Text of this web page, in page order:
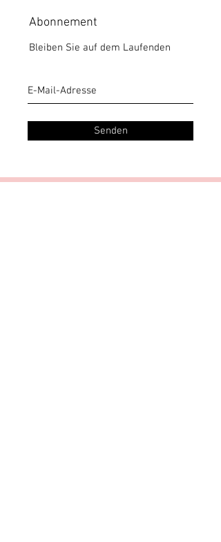
Abonnement
Bleiben Sie auf dem Laufenden
Senden